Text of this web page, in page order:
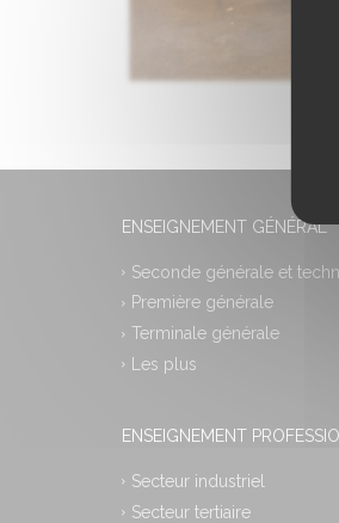
ENSEIGNEMENT GÉNÉRAL
Seconde générale et
Première générale
Terminale générale
Les plus
ENSEIGNEMENT
Secteur industriel
Secteur tertiaire